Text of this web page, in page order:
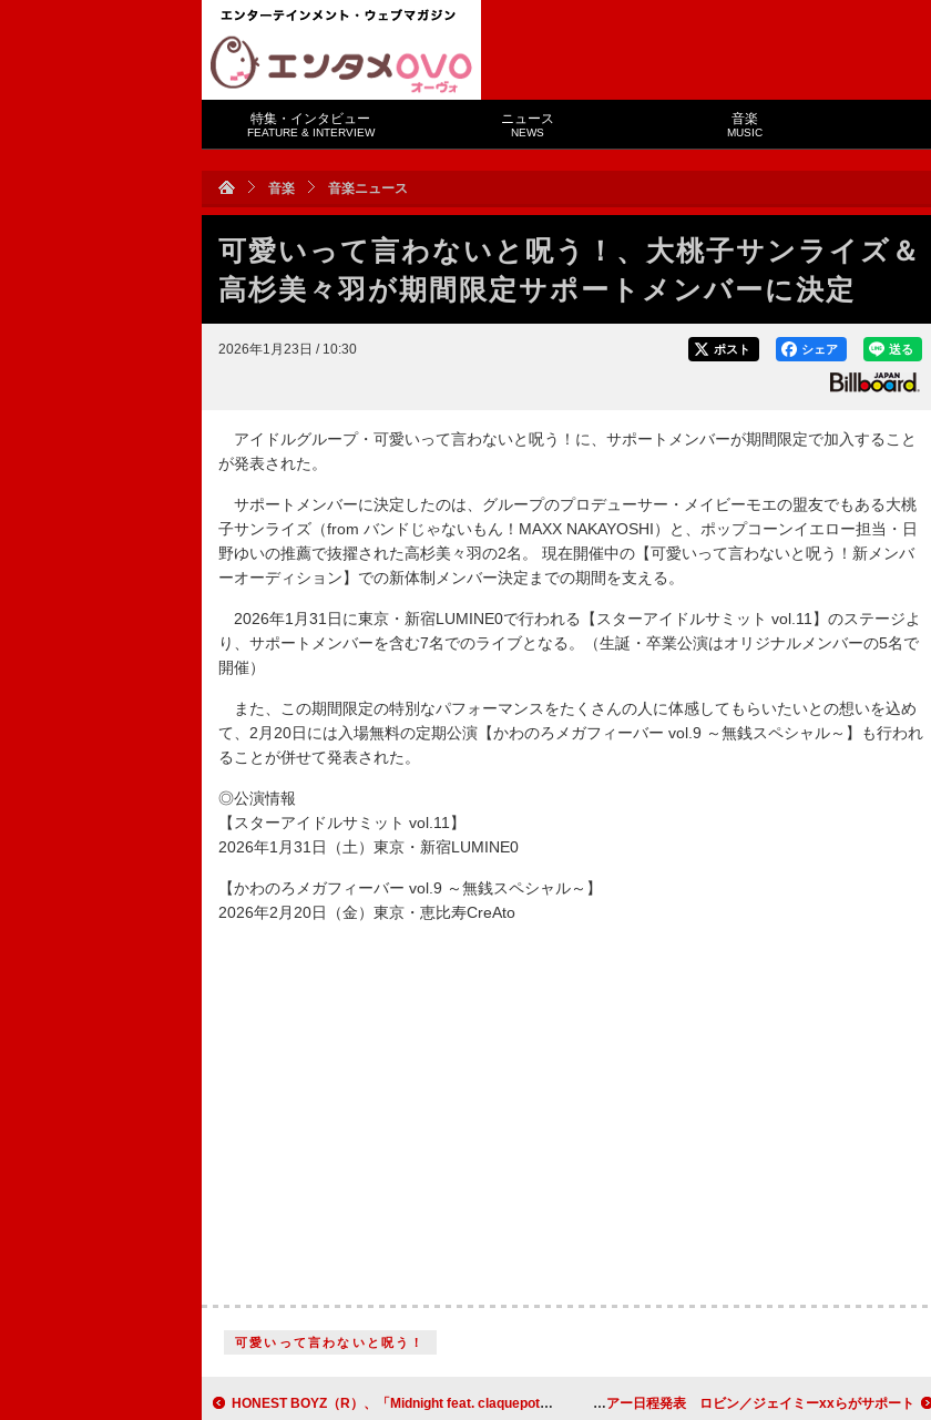
特集・インタビュー
FEATURE & INTERVIEW
ニュース
NEWS
音楽
MUSIC
音楽 音楽ニュース
可愛いって言わないと呪う！、大桃子サンライズ＆
高杉美々羽が期間限定サポートメンバーに決定
2026年1月23日 / 10:30 送る
シェア
ポスト
アイドルグループ・可愛いって言わないと呪う！に、サポートメンバーが期間限定で加入すること
が発表された。
サポートメンバーに決定したのは、グループのプロデューサー・メイビーモエの盟友でもある大桃
子サンライズ（from バンドじゃないもん！MAXX NAKAYOSHI）と、ポップコーンイエロー担当・日
野ゆいの推薦で抜擢された高杉美々羽の2名。 現在開催中の【可愛いって言わないと呪う！新メンバ
ーオーディション】での新体制メンバー決定までの期間を支える。
2026年1月31日に東京・新宿LUMINE0で行われる【スターアイドルサミット vol.11】のステージよ
り、サポートメンバーを含む7名でのライブとなる。（生誕・卒業公演はオリジナルメンバーの5名で
開催）
また、この期間限定の特別なパフォーマンスをたくさんの人に体感してもらいたいとの想いを込め
て、2月20日には入場無料の定期公演【かわのろメガフィーバー vol.9 ～無銭スペシャル～】も行われ
ることが併せて発表された。
◎公演情報
【スターアイドルサミット vol.11】
2026年1月31日（土）東京・新宿LUMINE0
【かわのろメガフィーバー vol.9 ～無銭スペシャル～】
2026年2月20日（金）東京・恵比寿CreAto
可愛いって言わないと呪う！
HONEST BOYZ（R）、「Midnight feat. claquepot」MV公開決定 ハリー・スタイルズ、【Together, Together】ツアー日程発表 ロビン／ジェイミーxxらがサポート